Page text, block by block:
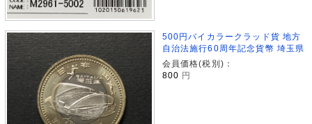
500円バイカラークラッド貨 地方
自治法施行60周年記念貨幣 埼玉県
会員価格(税別)：
800 円